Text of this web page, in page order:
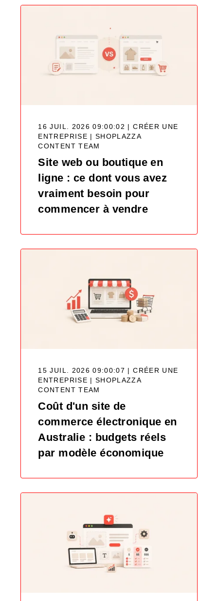
16 JUIL. 2026 09:00:02 | CRÉER UNE
ENTREPRISE | SHOPLAZZA
CONTENT TEAM
Site web ou boutique en
ligne : ce dont vous avez
vraiment besoin pour
commencer à vendre
15 JUIL. 2026 09:00:07 | CRÉER UNE
ENTREPRISE | SHOPLAZZA
CONTENT TEAM
Coût d'un site de
commerce électronique en
Australie : budgets réels
par modèle économique